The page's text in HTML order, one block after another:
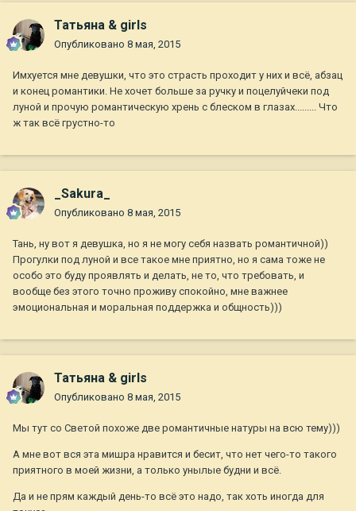
Татьяна & girls
Опубликовано 8 мая, 2015
Имхуется мне девушки, что это страсть проходит у них и всё, абзац
и конец романтики. Не хочет больше за ручку и поцелуйчеки под
луной и прочую романтическую хрень с блеском в глазах......... Что
ж так всё грустно-то
_Sakura_
Опубликовано 8 мая, 2015
Тань, ну вот я девушка, но я не могу себя назвать романтичной))
Прогулки под луной и все такое мне приятно, но я сама тоже не
особо это буду проявлять и делать, не то, что требовать, и
вообще без этого точно проживу спокойно, мне важнее
эмоциональная и моральная поддержка и общность)))
Татьяна & girls
Опубликовано 8 мая, 2015
Мы тут со Светой похоже две романтичные натуры на всю тему)))
А мне вот вся эта мишра нравится и бесит, что нет чего-то такого
приятного в моей жизни, а только унылые будни и всё.
Да и не прям каждый день-то всё это надо, так хоть иногда для